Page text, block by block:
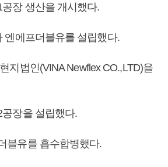
장 생산을 개시했다.
엔에프더블유를 설립했다.
지법인(VINA Newflex CO.,LTD)을
장을 설립했다.
블유를 흡수합병했다.